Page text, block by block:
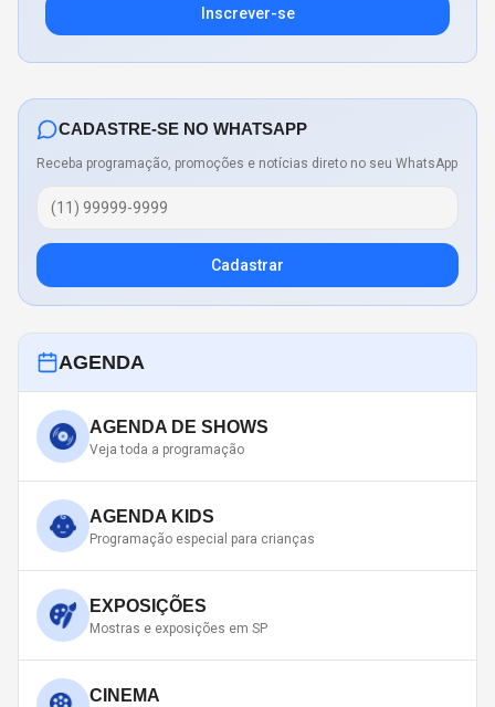
Inscrever-se
CADASTRE-SE NO WHATSAPP
Receba programação, promoções e notícias direto no seu WhatsApp
Cadastrar
AGENDA
AGENDA DE SHOWS
Veja toda a programação
AGENDA KIDS
Programação especial para crianças
EXPOSIÇÕES
Mostras e exposições em SP
CINEMA